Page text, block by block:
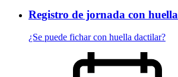
Registro de jornada con huella
¿Se puede fichar con huella dactilar?